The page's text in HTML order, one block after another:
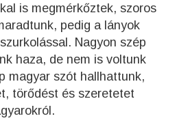
is megmérkőztek, szoros
pedig a lányok
Nagyon szép
haza, de nem is voltunk
magyar szót hallhattunk,
törődést és szeretetet